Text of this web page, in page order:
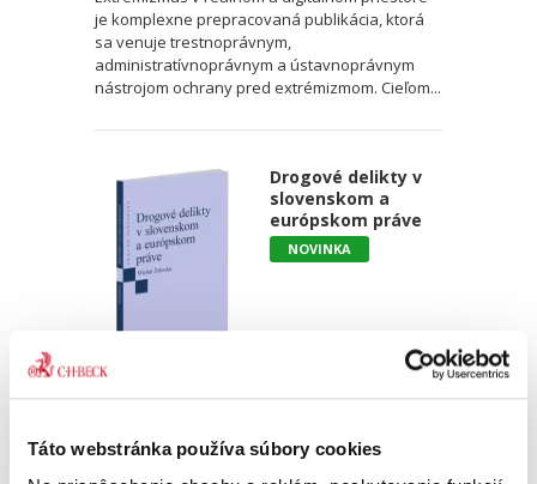
Táto webstránka používa súbory cookies
je komplexne prepracovaná publikácia, ktorá
sa venuje trestnoprávnym,
administratívnoprávnym a ústavnoprávnym
nástrojom ochrany pred extrémizmom. Cieľom...
Drogové delikty v
slovenskom a
európskom práve
NOVINKA
17,14 €bez DPH